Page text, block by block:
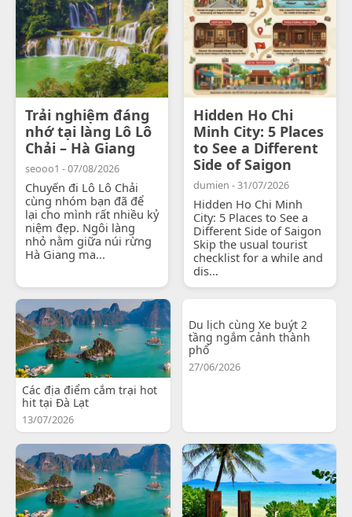
Trải nghiệm đáng
nhớ tại làng Lô Lô
Chải – Hà Giang
seooo1 - 07/08/2026
Chuyến đi Lô Lô Chải
cùng nhóm bạn đã để
lại cho mình rất nhiều kỷ
niệm đẹp. Ngôi làng
nhỏ nằm giữa núi rừng
Hà Giang ma...
Hidden Ho Chi
Minh City: 5 Places
to See a Different
Side of Saigon
dumien - 31/07/2026
Hidden Ho Chi Minh
City: 5 Places to See a
Different Side of Saigon
Skip the usual tourist
checklist for a while and
dis...
Các địa điểm cắm trại hot
hit tại Đà Lạt
13/07/2026
Du lịch cùng Xe buýt 2
tầng ngắm cảnh thành
phố
27/06/2026